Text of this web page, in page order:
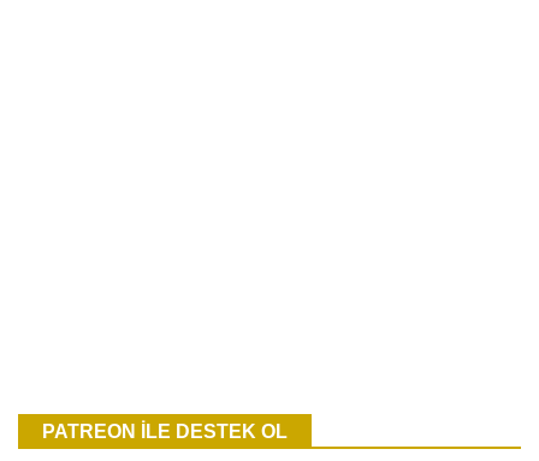
PATREON İLE DESTEK OL